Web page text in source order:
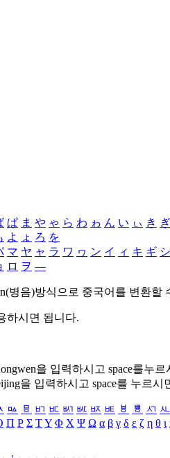
ぱ ま や ゃ ら わ ゎ ん い ぃ き ぎ
よ ょ ろ を
マ ヤ ャ ラ ワ ヮ ン イ ィ キ ギ シ
ロ ヲ ―
병음)방식으로 중국어를 변환할
하시면 됩니다.
을 입력하시고 space를누
을 입력하시고 space를 누르시
ㅰ ㅱ ㅲ ㅳ ㅴ ㅵ ㅶ ㅷ ㅸ ㅹ ㅺ ㅻ
Π Ρ Σ ΤΥ Φ Χ Ψ Ω α β γ δ ε ζ η θ ι